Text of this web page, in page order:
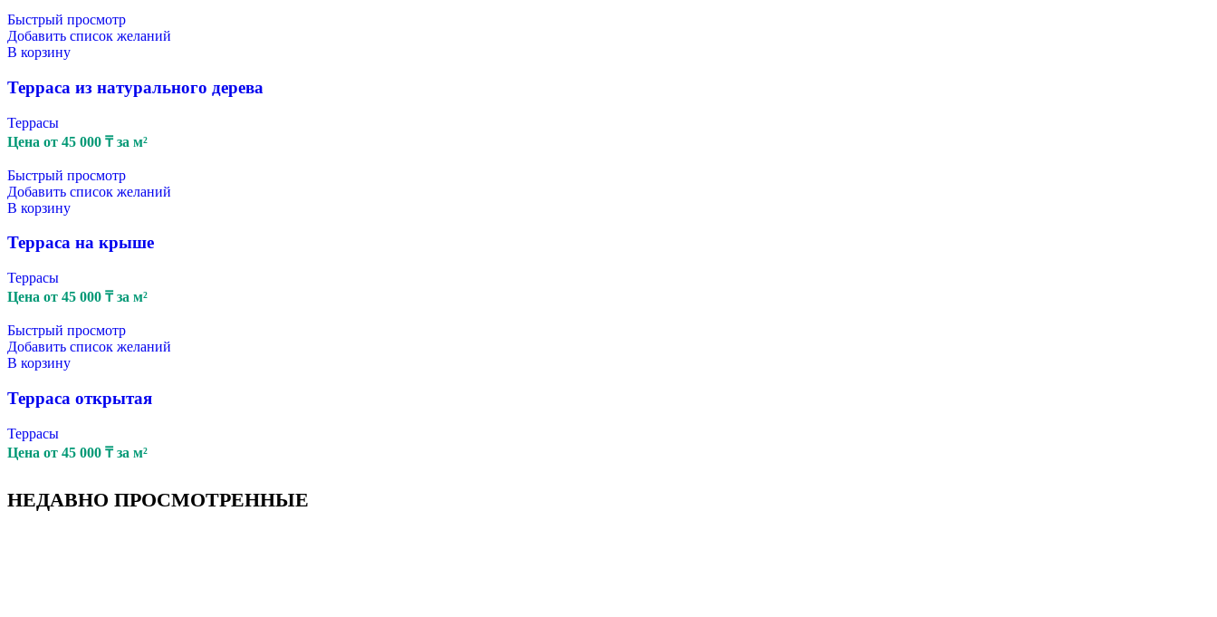
Быстрый просмотр
Добавить список желаний
В корзину
Терраса из натурального дерева
Террасы
Цена от 45 000 ₸ за м²
Быстрый просмотр
Добавить список желаний
В корзину
Терраса на крыше
Террасы
Цена от 45 000 ₸ за м²
Быстрый просмотр
Добавить список желаний
В корзину
Терраса открытая
Террасы
Цена от 45 000 ₸ за м²
НЕДАВНО ПРОСМОТРЕННЫЕ